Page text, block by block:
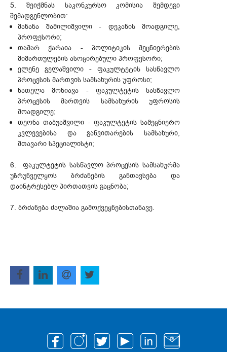
5. შეიქმნას საკონკურსო კომისია შემდეგი
შემადგენლობით:
მანანა შამილიშვილი - დეკანის მოადგილე,
პროფესორი;
თამარ ქარაია - პოლიტიკის მეცნიერების
მიმართულების ასოცირებული პროფესორი;
ელენე გელაშვილი - ფაკულტეტის სასწავლო
პროცესის მართვის სამსახურის უფროსი;
ნათელა მონიავა - ფაკულტეტის სასწავლო
პროცესის მართვის სამსახურის უფროსის
მოადგილე;
თეონა თაბუაშვილი - ფაკულტეტის სამეცნიერო
კვლევებისა და განვითარების სამსახური,
მთავარი სპეციალისტი;
6. ფაკულტეტის სასწავლო პროცესის სამსახურმა
უზრუნველყოს ბრძანების განთავსება და
დაინტრესებლ პირთათვის გაცნობა;
7. ბრძანება ძალაშია გამოქვეყნებისთანავე.